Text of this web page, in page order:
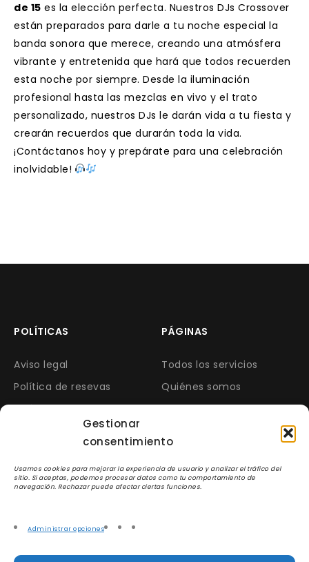
Gestionar
consentimiento
Usamos cookies para mejorar la experiencia de usuario y analizar el tráfico del
sitio. Si aceptas, podemos procesar datos como tu comportamiento de
navegación. Rechazar puede afectar ciertas funciones.
Administrar opciones
de 15 es la elección perfecta. Nuestros DJs Crossover
están preparados para darle a tu noche especial la
banda sonora que merece, creando una atmósfera
vibrante y entretenida que hará que todos recuerden
esta noche por siempre. Desde la iluminación
profesional hasta las mezclas en vivo y el trato
personalizado, nuestros DJs le darán vida a tu fiesta y
crearán recuerdos que durarán toda la vida.
¡Contáctanos hoy y prepárate para una celebración
inolvidable!
POLÍTICAS
Aviso legal
Política de resevas
Política de cookies
Política privacidad
PÁGINAS
Todos los servicios
Quiénes somos
Opiniones
en venta o alquiler.
nuevo propietario.